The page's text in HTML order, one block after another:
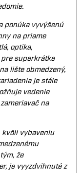
ponúka vyvýšenú
na priame
optika,
pre superkrátke
lište obmedzený,
je stále
vedenie
na
vybaveniu
že
je vyyzdvihnuté z